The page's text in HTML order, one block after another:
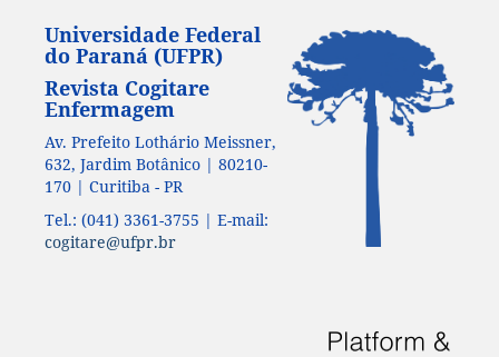
Universidade Federal
do Paraná (UFPR)
Revista Cogitare
Enfermagem
Av. Prefeito Lothário Meissner,
632, Jardim Botânico | 80210-
170 | Curitiba - PR
Tel.: (041) 3361-3755 | E-mail:
cogitare@ufpr.br